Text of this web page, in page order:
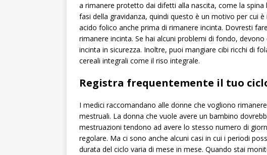
a rimanere protetto dai difetti alla nascita, come la spina
fasi della gravidanza, quindi questo è un motivo per cui
acido folico anche prima di rimanere incinta. Dovresti
rimanere incinta. Se hai alcuni problemi di fondo,
incinta in sicurezza. Inoltre, puoi mangiare cibi ricchi di
cereali integrali come il riso integrale.
Registra frequentemente il tuo
I medici raccomandano alle donne che vogliono
mestruali. La donna che vuole avere un bambino
mestruazioni tendono ad avere lo stesso numero di
regolare. Ma ci sono anche alcuni casi in cui i periodi
durata del ciclo varia di mese in mese. Quando stai